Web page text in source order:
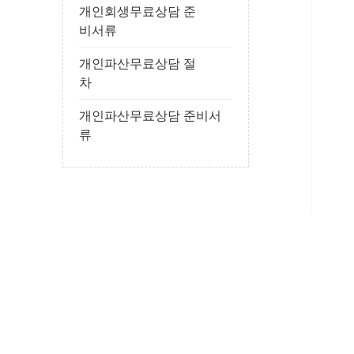
개인회생무료상담 준
비서류
개인파산무료상담 절
차
개인파산무료상담 준비서
류